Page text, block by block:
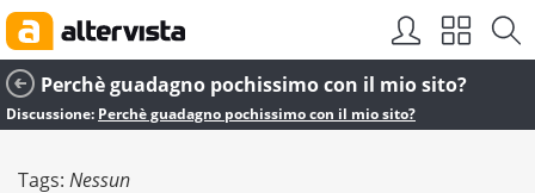
Perchè guadagno pochissimo con il mio sito?
Discussione: Perchè guadagno pochissimo con il mio sito?
Tags: Nessun